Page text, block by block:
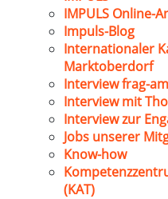
IMPULS Online-
Impuls-Blog
Internationaler
Marktoberdorf
Interview frag-
Interview mit
Interview zur
Jobs unserer
Know-how
(KAT)